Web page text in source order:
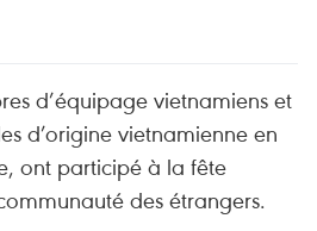
d’équipage vietnamiens et
d’origine vietnamienne en
ont participé à la fête
des étrangers.